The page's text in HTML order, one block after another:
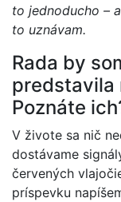
to jednoducho –
to uznávam.
Rada by
predstavila
Poznáte
V živote sa nič
dostávame
červených
príspevku